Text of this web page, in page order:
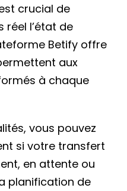
crucial de
réel l’état de
Betify offre
aux
à chaque
vous pouvez
si votre transfert
en attente ou
planification de